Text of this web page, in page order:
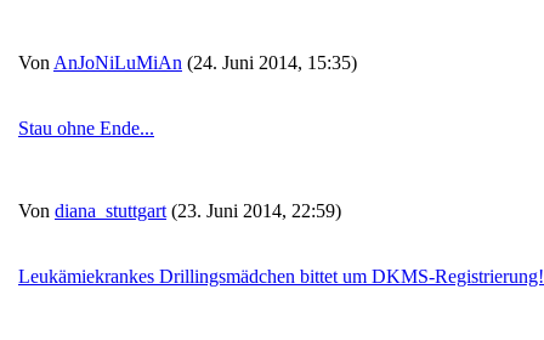
Von AnJoNiLuMiAn (24. Juni 2014, 15:35)
Stau ohne Ende...
Von diana_stuttgart (23. Juni 2014, 22:59)
Leukämiekrankes Drillingsmädchen bittet um DKMS-Registrierung!